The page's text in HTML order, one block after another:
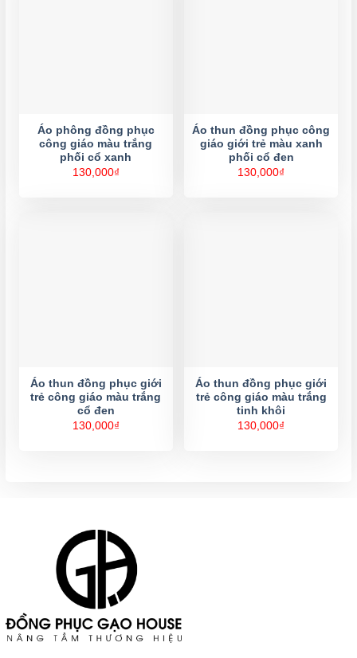
Áo phông đồng phục
công giáo màu trắng
phối cổ xanh
130,000₫
Áo thun đồng phục công
giáo giới trẻ màu xanh
phối cổ đen
130,000₫
Áo thun đồng phục giới
trẻ công giáo màu trắng
cổ đen
130,000₫
Áo thun đồng phục giới
trẻ công giáo màu trắng
tinh khôi
130,000₫